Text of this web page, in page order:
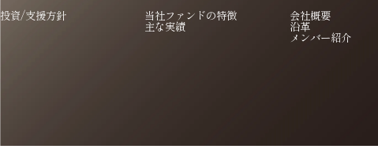
投資/支援方針 当社ファンドの特徴
主な実績
会社概要
沿革
メンバー紹介